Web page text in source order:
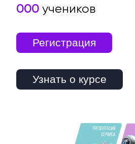
000 учеников
Регистрация
Узнать о курсе